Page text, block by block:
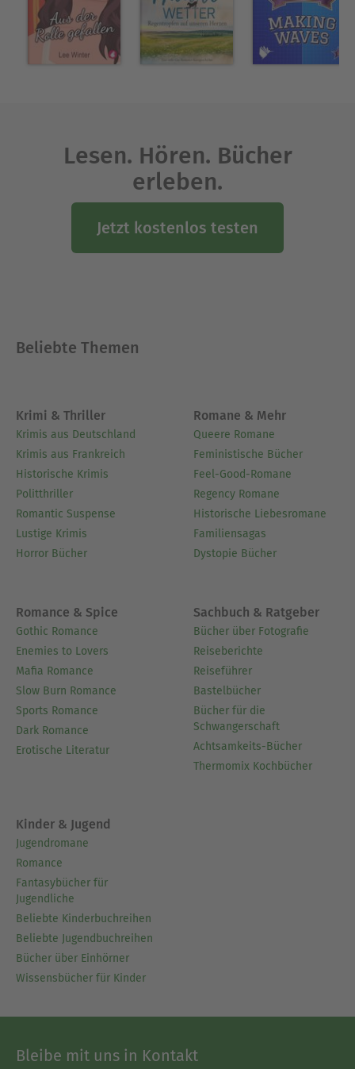
pulsierenden Hauptstadt des Schwabenlandes
und hat ihr Hobby zum Beruf gemacht.
Ausblenden
Lesen. Hören. Bücher
erleben.
Jetzt kostenlos testen
Beliebte Themen
Krimi & Thriller
Krimis aus Deutschland
Krimis aus Frankreich
Historische Krimis
Politthriller
Romantic Suspense
Lustige Krimis
Horror Bücher
Romane & Mehr
Queere Romane
Feministische Bücher
Feel-Good-Romane
Regency Romane
Historische Liebesromane
Familiensagas
Dystopie Bücher
Romance & Spice
Gothic Romance
Enemies to Lovers
Mafia Romance
Slow Burn Romance
Sports Romance
Dark Romance
Erotische Literatur
Sachbuch & Ratgeber
Bücher über Fotografie
Reiseberichte
Reiseführer
Bastelbücher
Bücher für die
Schwangerschaft
Achtsamkeits-Bücher
Thermomix Kochbücher
Kinder & Jugend
Jugendromane
Romance
Fantasybücher für
Jugendliche
Beliebte Kinderbuchreihen
Beliebte Jugendbuchreihen
Bücher über Einhörner
Wissensbücher für Kinder
Bleibe mit uns in Kontakt